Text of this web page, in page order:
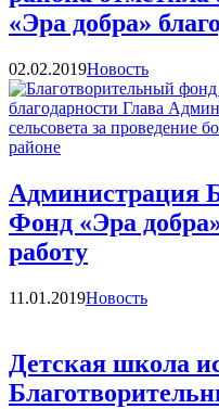
«Эра добра»
02.02.2019Категории
Новость
Администрация
Фонд «Эра
работу
11.01.2019Категории
Новость
Детская школа